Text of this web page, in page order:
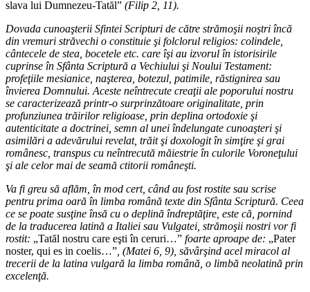
slava lui Dumnezeu-Tatăl” (Filip 2, 11).
Dovada cunoaşterii Sfintei Scripturi de către strămoşii noştri încă
din vremuri străvechi o constituie şi folclorul religios: colindele,
cântecele de stea, bocetele etc. care îşi au izvorul în istorisirile
cuprinse în Sfânta Scriptură a Vechiului şi Noului Testament:
profeţiile mesianice, naşterea, botezul, patimile, răstignirea sau
învierea Domnului. Aceste neîntrecute creaţii ale poporului nostru
se caracterizează printr-o surprinzătoare originalitate, prin
profunziunea trăirilor religioase, prin deplina ortodoxie şi
autenticitate a doctrinei, semn al unei îndelungate cunoaşteri şi
asimilări a adevărului revelat, trăit şi doxologit în simţire şi grai
românesc, transpus cu neîntrecută măiestrie în culorile Voroneţului
şi ale celor mai de seamă ctitorii româneşti.
Va fi greu să aflăm, în mod cert, când au fost rostite sau scrise
pentru prima oară în limba română texte din Sfânta Scriptură. Ceea
ce se poate susţine însă cu o deplină îndreptăţire, este că, pornind
de la traducerea latină a Italiei sau Vulgatei, strămoşii nostri vor fi
rostit: „Tatăl nostru care eşti în ceruri…” foarte aproape de: „Pater
noster, qui es in coelis…” , (Matei 6, 9), săvârşind acel miracol al
trecerii de la latina vulgară la limba română, o limbă neolatină prin
excelenţă.